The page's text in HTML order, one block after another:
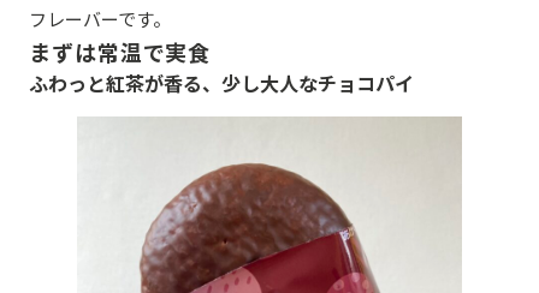
フレーバーです。
まずは常温で実食
ふわっと紅茶が香る、少し大人なチョコパイ